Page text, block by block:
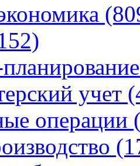
учет
операции